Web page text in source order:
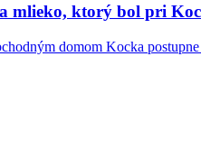
mlieko, ktorý bol pri
domom Kocka